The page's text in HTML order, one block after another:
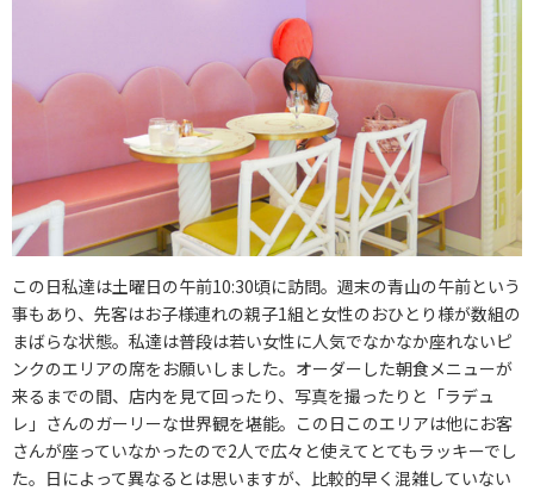
この日私達は土曜日の午前10:30頃に訪問。週末の青山の午前という
事もあり、先客はお子様連れの親子1組と女性のおひとり様が数組の
まばらな状態。私達は普段は若い女性に人気でなかなか座れないピ
ンクのエリアの席をお願いしました。オーダーした朝食メニューが
来るまでの間、店内を見て回ったり、写真を撮ったりと「ラデュ
レ」さんのガーリーな世界観を堪能。この日このエリアは他にお客
さんが座っていなかったので2人で広々と使えてとてもラッキーでし
た。日によって異なるとは思いますが、比較的早く混雑していない